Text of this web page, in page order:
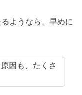
ようなら、早めに
因も、たくさ